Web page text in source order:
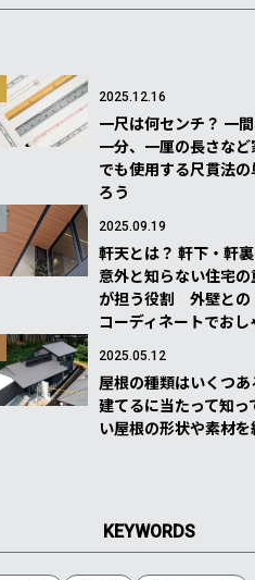
2025.12.16
一尺は何センチ？ 一間
一分、一厘の長さなど
でも使用する尺貫法の
ろう
2025.09.19
軒天とは？ 軒下・軒
意外と知らない住宅の
が担う役割 外壁との
コーディネートでおし
2025.05.12
屋根の種類はいくつあ
建てるに当たって知っ
い屋根の形状や素材を
KEYWORDS